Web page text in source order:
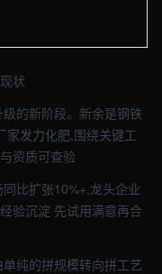
状
的新阶段。新余是钢铁
家发力化肥,围绕关键工
资质可查验
比扩张10%+,龙头企业
验沉淀 先试用满意再合
纯的拼规模转向拼工艺